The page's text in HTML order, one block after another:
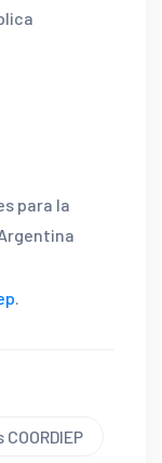
para la
.
COORDIEP